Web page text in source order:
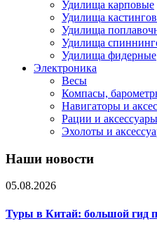
Удилища карповые
Удилища
Удилища
Удилища
Удилища фидерные
Электроника
Весы
Компасы,
Навигаторы и
Рации и аксессуары
Эхолоты и
Наши новости
05.08.2026
Туры в Китай: большой гид